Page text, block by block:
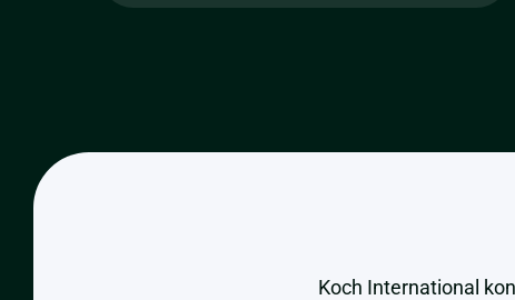
Koch International